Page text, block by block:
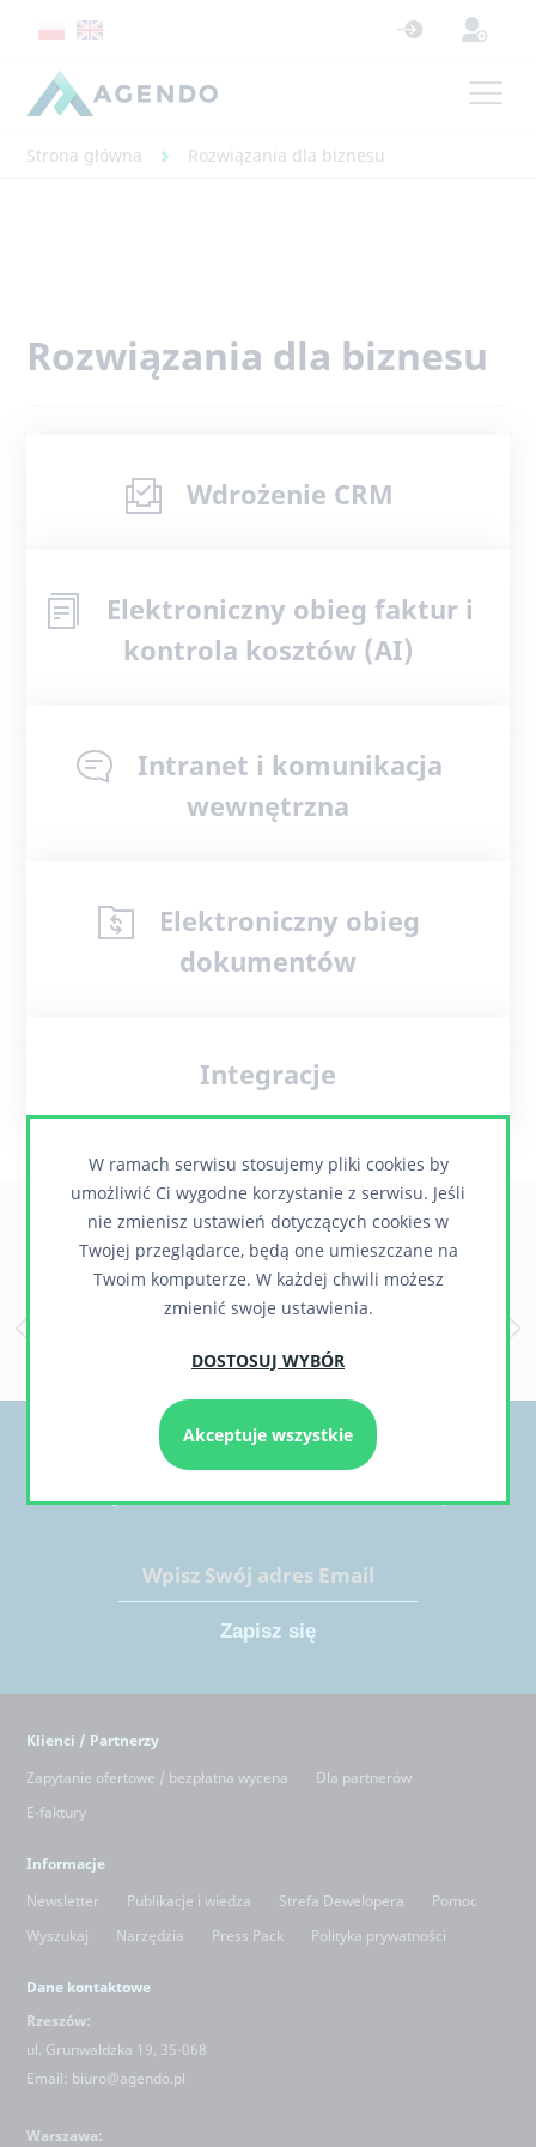
Strona główna Rozwiązania dla biznesu
Rozwiązania dla biznesu
Wdrożenie CRM
Elektroniczny obieg faktur i
kontrola kosztów (AI)
Intranet i komunikacja
wewnętrzna
Elektroniczny obieg
dokumentów
Integracje
Zaufali nam
Chcesz otrzymywać informacje o nowych,
Klienci / Partnerzy
Zapytanie ofertowe / bezpłatna wycena
Dla partnerów
E-faktury
Informacje
Newsletter
Publikacje i wiedza Strefa Dewelopera
Pomoc
Wyszukaj
Narzędzia Press Pack Polityka prywatności
Dane kontaktowe
Rzeszów:
ul. Grunwaldzka 19, 35-068
Email: biuro@agendo.pl
Warszawa:
W ramach serwisu stosujemy pliki cookies by
umożliwić Ci wygodne korzystanie z serwisu. Jeśli
nie zmienisz ustawień dotyczących cookies w
Twojej przeglądarce, będą one umieszczane na
Twoim komputerze. W każdej chwili możesz
zmienić swoje ustawienia.
DOSTOSUJ WYBÓR
Akceptuje wszystkie